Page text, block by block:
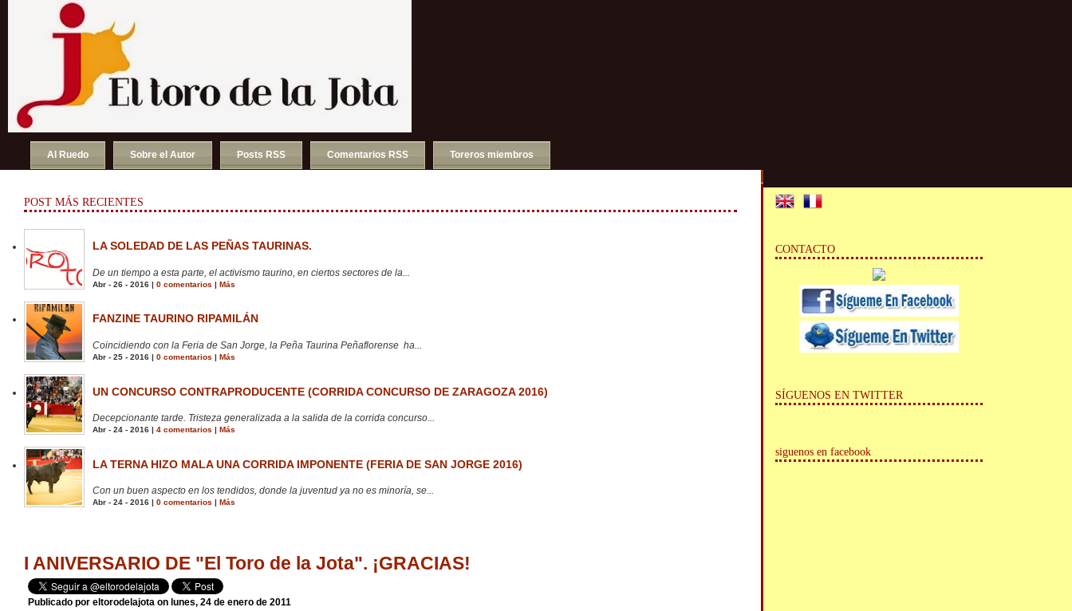
Al Ruedo Sobre el Autor Posts RSS Comentarios RSS Toreros miembros
POST MÁS RECIENTES
LA SOLEDAD DE LAS PEÑAS TAURINAS.
De un tiempo a esta parte, el activismo taurino, en ciertos sectores de la...
Abr - 26 - 2016 | 0 comentarios | Más
FANZINE TAURINO RIPAMILÁN
Coincidiendo con la Feria de San Jorge, la Peña Taurina Peñaflorense ha...
Abr - 25 - 2016 | 0 comentarios | Más
UN CONCURSO CONTRAPRODUCENTE (CORRIDA CONCURSO DE ZARAGOZA 2016)
Decepcionante tarde. Tristeza generalizada a la salida de la corrida concurso...
Abr - 24 - 2016 | 4 comentarios | Más
LA TERNA HIZO MALA UNA CORRIDA IMPONENTE (FERIA DE SAN JORGE 2016)
Con un buen aspecto en los tendidos, donde la juventud ya no es minoría, se...
Abr - 24 - 2016 | 0 comentarios Más
I ANIVERSARIO DE "El Toro de la Jota". ¡GRACIAS!
Publicado por eltorodelajota on lunes, 24 de enero de 2011
CONTACTO
SÍGUENOS EN TWITTER
siguenos en facebook